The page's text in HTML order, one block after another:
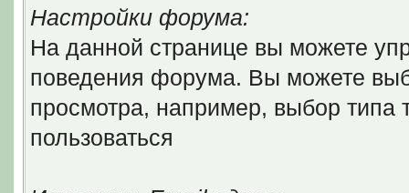
Настройки форума:
На данной странице вы можете
поведения форума. Вы можете
просмотра, например, выбор типа
пользоваться